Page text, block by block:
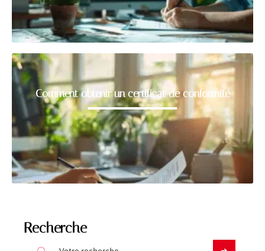
Comment obtenir un certificat de conformité
Recherche